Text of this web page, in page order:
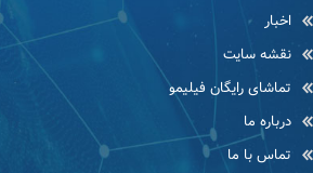
اخبار
نقشه سایت
تماشای رایگان فیلیمو
درباره ما
تماس با ما